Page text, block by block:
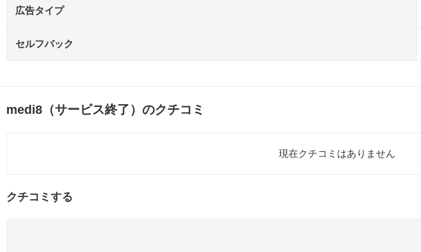
広告タイプ
セルフバック
medi8（サービス終了）のクチコミ
現在クチコミはありません
クチコミする